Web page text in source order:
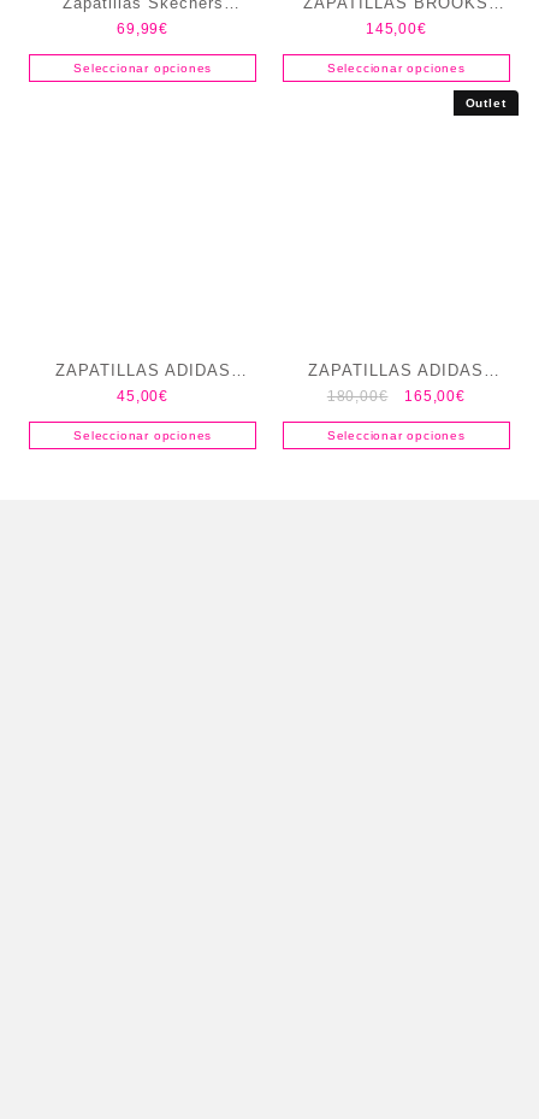
Brilliant shimmer
69,99€
Seleccionar opciones
GHOST 17 MUJER
145,00€
Seleccionar opciones
ZAPATILLAS ADIDAS
RUNFALCON 5 EL I
45,00€
Seleccionar opciones
Outlet
ZAPATILLAS ADIDAS
TERREX AGRAVIC TT
180,00€ 165,00€
Seleccionar opciones